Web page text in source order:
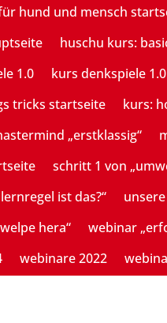
hund und mensch
huschu kurs:
1.0 kurs denkspiele
tricks startseite kurs:
„erstklassig“
schritt 1 von
ist das?“
hera“
webinar
webinare 2022